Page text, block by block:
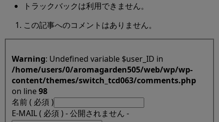
トラックバックは利用できません。
この記事へのコメントはありません。
Warning : Undefined variable $user_ID in
/home/users/0/aromagarden505/web/wp/wp-
content/themes/switch_tcd063/comments.php
on line98
名前 ( 必須 )
E-MAIL ( 必須 ) - 公開されません -